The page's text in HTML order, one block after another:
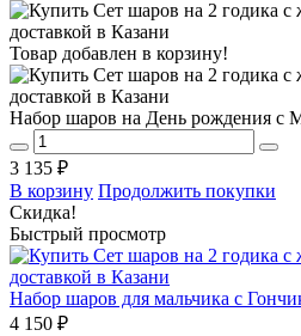
Товар добавлен в корзину!
Набор шаров на День рождения с
3 135 ₽
В корзину Продолжить покупки
Скидка!
Быстрый просмотр
Набор шаров для мальчика с
4 150 ₽